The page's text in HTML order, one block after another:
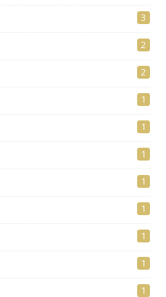
3
2
2
1
1
1
1
1
1
1
1